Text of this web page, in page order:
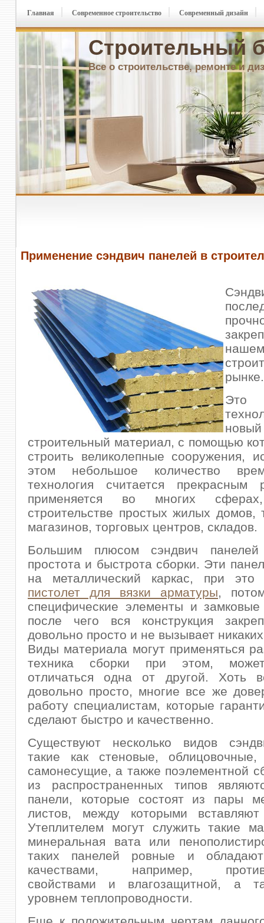
Строительный
Все о строительстве, ремонте и
Главная Современное строительство Современный дизайн
Применение сэндвич панелей в
нашем
рынке.
Это
новый
строительный материал, с помощью
строить великолепные сооружения,
этом небольшое количество
технология считается
применяется во многих
строительстве простых жилых домов,
магазинов, торговых центров, складов.
Большим плюсом сэндвич
простота и быстрота сборки. Эти
на металлический каркас, при это
пистолет для вязки арматуры,
специфические элементы и замковые
после чего вся конструкция
довольно просто и не вызывает
Виды материала могут применяться
техника сборки при этом, может
отличаться одна от другой. Хоть
довольно просто, многие все же
работу специалистам, которые
сделают быстро и качественно.
Существуют несколько видов
такие как стеновые, облицовочные,
самонесущие, а также поэлементной
из распространенных типов
панели, которые состоят из пары
листов, между которыми вставляют
Утеплителем могут служить такие
минеральная вата или
таких панелей ровные и
качествами, например,
свойствами и влагозащитной, а
уровнем теплопроводности.